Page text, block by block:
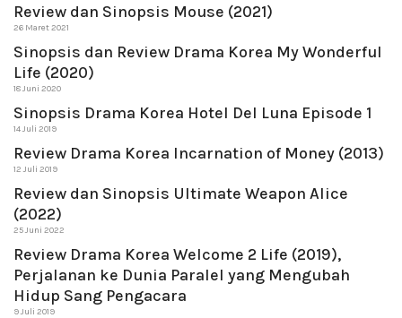
Review dan Sinopsis Mouse (2021)
26 Maret 2021
Sinopsis dan Review Drama Korea My Wonderful
Life (2020)
18 Juni 2020
Sinopsis Drama Korea Hotel Del Luna Episode 1
14 Juli 2019
Review Drama Korea Incarnation of Money (2013)
12 Juli 2019
Review dan Sinopsis Ultimate Weapon Alice
(2022)
25 Juni 2022
Review Drama Korea Welcome 2 Life (2019),
Perjalanan ke Dunia Paralel yang Mengubah
Hidup Sang Pengacara
9 Juli 2019